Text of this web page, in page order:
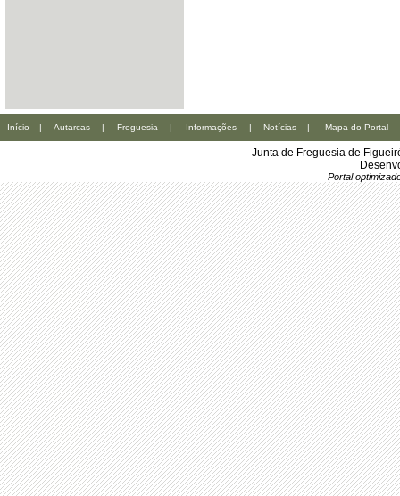
Início | Autarcas | Freguesia | Informações | Notícias | Mapa do Portal
Junta de Freguesia de
Portal